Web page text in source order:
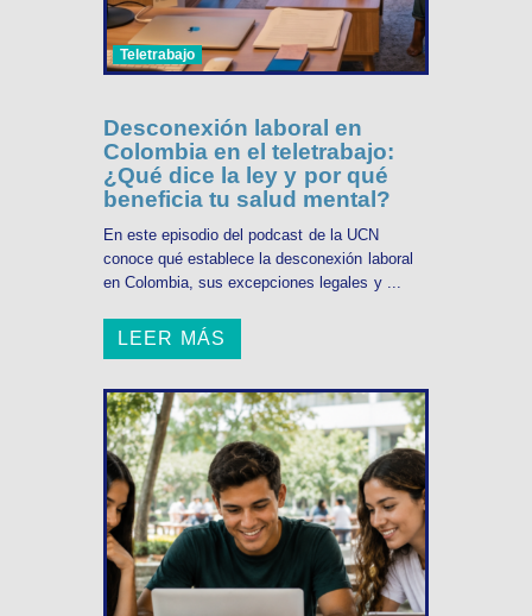
Teletrabajo
Desconexión laboral en
Colombia en el teletrabajo:
¿Qué dice la ley y por qué
beneficia tu salud mental?
En este episodio del podcast de la UCN
conoce qué establece la desconexión laboral
en Colombia, sus excepciones legales y ...
LEER MÁS